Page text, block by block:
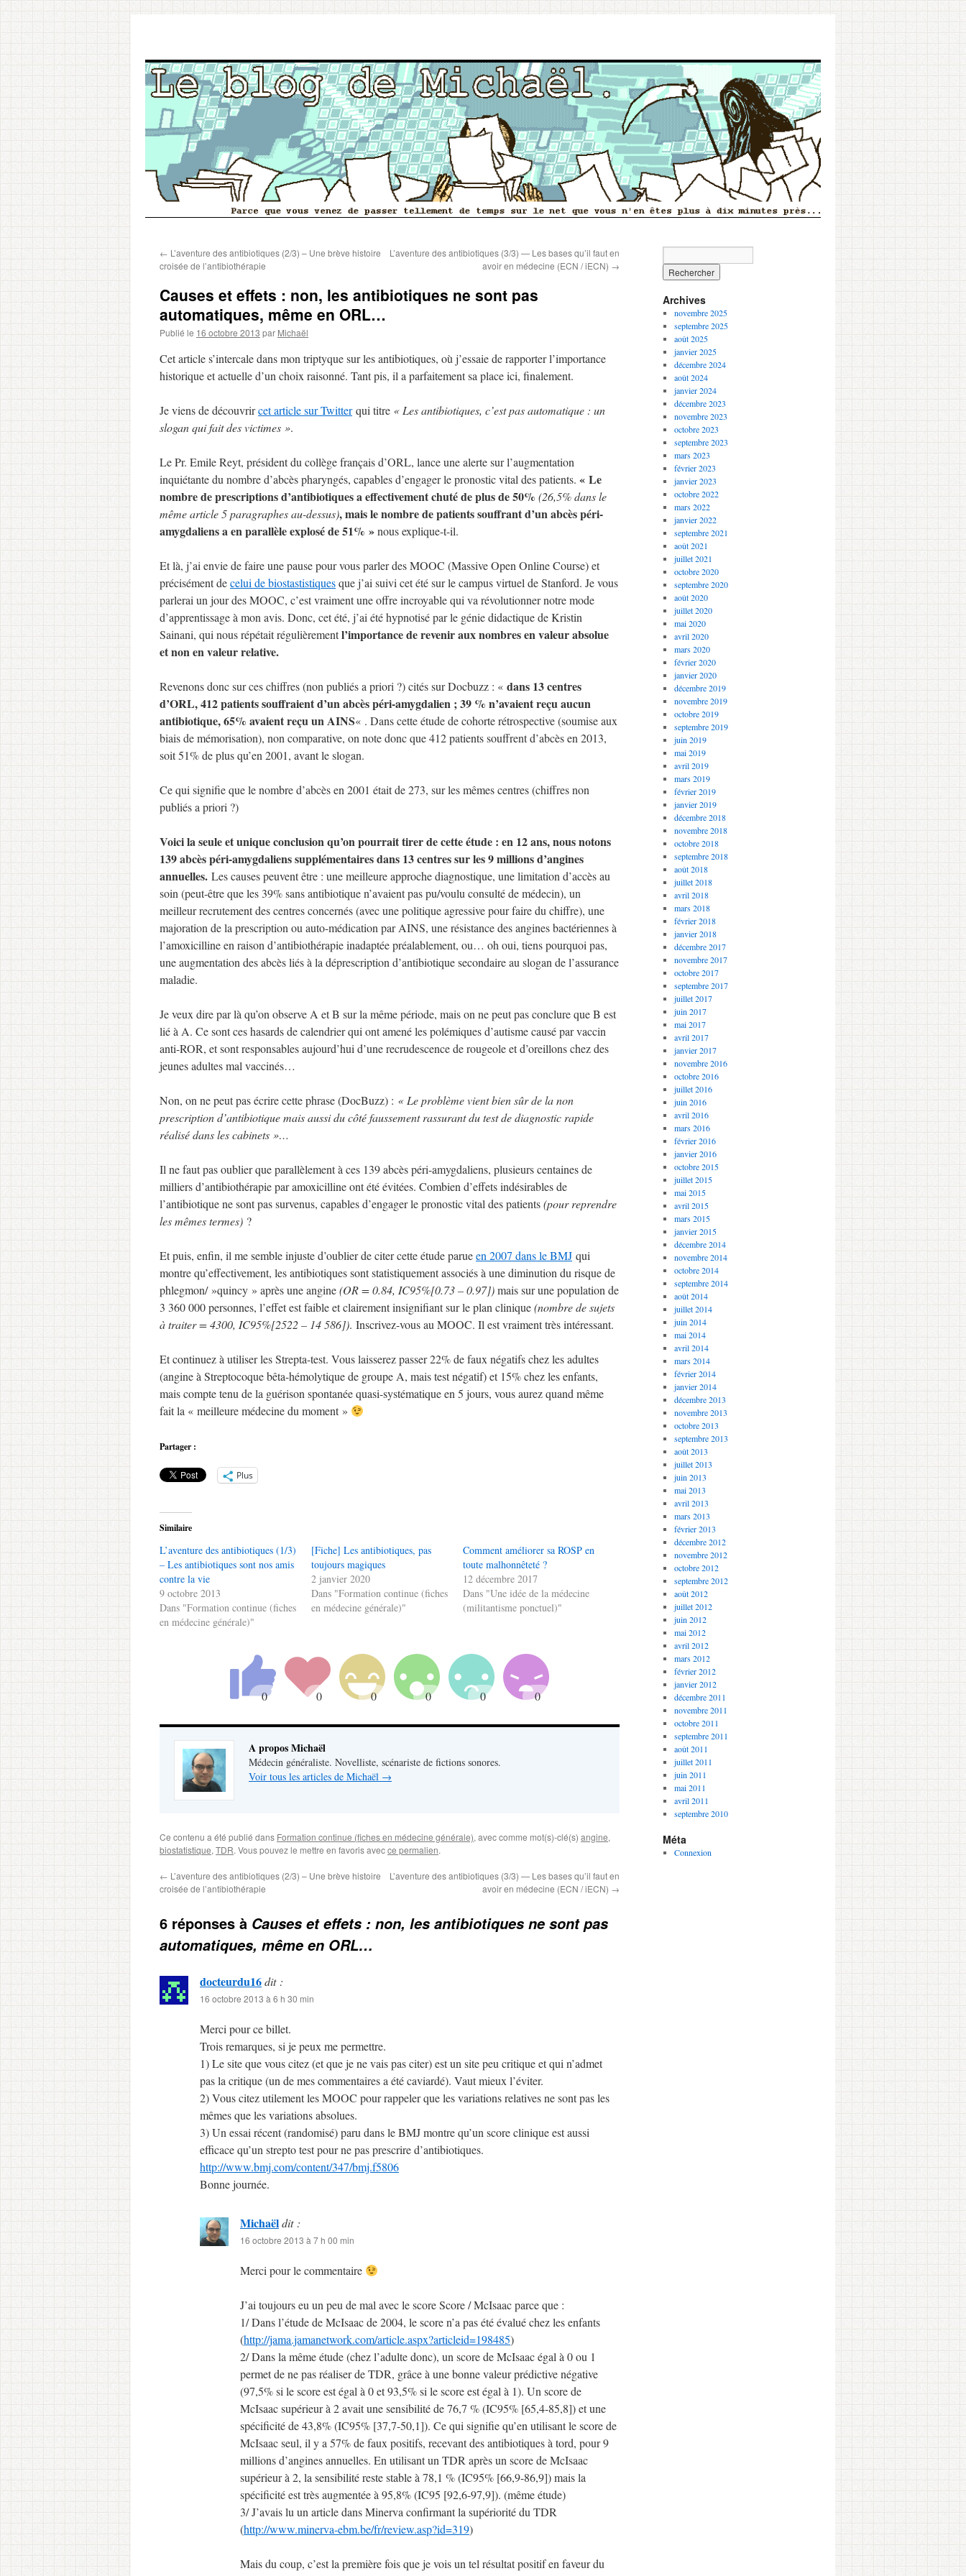
← L’aventure des antibiotiques (2/3) – Une brève histoire
croisée de l’antibiothérapie
L’aventure des antibiotiques (3/3) — Les bases qu’il faut en
avoir en médecine (ECN / iECN) →
Causes et effets : non, les antibiotiques ne sont pas
automatiques, même en ORL…
Publié le 16 octobre 2013 par Michaël
Cet article s’intercale dans mon triptyque sur les antibiotiques, où j’essaie de rapporter l’importance
historique et actuelle d’un choix raisonné. Tant pis, il a parfaitement sa place ici, finalement.
Je viens de découvrircet article sur Twitterqui titre « Les antibiotiques, c’est pas automatique : un
slogan qui fait des victimes ».
Le Pr. Emile Reyt, président du collège français d’ORL, lance une alerte sur l’augmentation
inquiétante du nombre d’abcès pharyngés, capables d’engager le pronostic vital des patients. « Le
nombre de prescriptions d’antibiotiques a effectivement chuté de plus de 50% (26,5% dans le
même article 5 paragraphes au-dessus), mais le nombre de patients souffrant d’un abcès péri-
amygdaliens a en parallèle explosé de 51% »nous explique-t-il.
Et là, j’ai envie de faire une pause pour vous parler des MOOC (Massive Open Online Course) et
précisément decelui de biostastistiquesque j’ai suivi cet été sur le campus virtuel de Stanford. Je vous
parlerai un jour des MOOC, c’est vraiment une offre incroyable qui va révolutionner notre mode
d’apprentissage à mon avis. Donc, cet été, j’ai été hypnotisé par le génie didactique de Kristin
Sainani, qui nous répétait régulièrementl’importance de revenir aux nombres en valeur absolue
et non en valeur relative.
Revenons donc sur ces chiffres (non publiés a priori ?) cités sur Docbuzz : « dans 13 centres
d’ORL,412 patients souffraient d’un abcès péri-amygdalien ; 39 % n’avaient reçu aucun
antibiotique, 65% avaient reçu un AINS« . Dans cette étude de cohorte rétrospective (soumise aux
biais de mémorisation), non comparative, on note donc que 412 patients souffrent d’abcès en 2013,
soit 51% de plus qu’en 2001, avant le slogan.
Ce qui signifie que le nombre d’abcès en 2001 était de 273, sur les mêmes centres (chiffres non
publiés a priori ?)
Voici la seule et unique conclusion qu’on pourrait tirer de cette étude : en 12 ans, nous notons
139 abcès péri-amygdaliens supplémentaires dans 13 centres sur les 9 millions d’angines
annuelles. Les causes peuvent être : une meilleure approche diagnostique, une limitation d’accès au
soin (peut-être que les 39% sans antibiotique n’avaient pas pu/voulu consulté de médecin), un
meilleur recrutement des centres concernés (avec une politique agressive pour faire du chiffre), une
majoration de la prescription ou auto-médication par AINS, une résistance des angines bactériennes à
l’amoxicilline en raison d’antibiothérapie inadaptée préalablement, ou… oh oui, tiens pourquoi pas,
une augmentation des abcès liés à la déprescription d’antibiotique secondaire au slogan de l’assurance
maladie.
Je veux dire par là qu’on observe A et B sur la même période, mais on ne peut pas conclure que B est
lié à A. Ce sont ces hasards de calendrier qui ont amené les polémiques d’autisme causé par vaccin
anti-ROR, et sont responsables aujourd’hui d’une recrudescence de rougeole et d’oreillons chez des
jeunes adultes mal vaccinés…
Non, on ne peut pas écrire cette phrase (DocBuzz) : « Le problème vient bien sûr de la non
prescription d’antibiotique mais aussi du côté faussement rassurant du test de diagnostic rapide
réalisé dans les cabinets »…
Il ne faut pas oublier que parallèlement à ces 139 abcès péri-amygdaliens, plusieurs centaines de
milliers d’antibiothérapie par amoxicilline ont été évitées. Combien d’effets indésirables de
l’antibiotique ne sont pas survenus, capables d’engager le pronostic vital des patients(pour reprendre
les mêmes termes) ?
Et puis, enfin, il me semble injuste d’oublier de citer cette étude parueen 2007 dans le BMJ qui
montre qu’effectivement, les antibiotiques sont statistiquement associés à une diminution du risque de
phlegmon/ »quincy » après une angine(OR = 0.84, IC95%[0.73 – 0.97])mais sur une population de
3 360 000 personnes, l’effet est faible et clairement insignifiant sur le plan clinique(nombre de sujets
à traiter = 4300, IC95%[2522 – 14 586]). Inscrivez-vous au MOOC. Il est vraiment très intéressant.
Et continuez à utiliser les Strepta-test. Vous laisserez passer 22% de faux négatifs chez les adultes
(angine à Streptocoque bêta-hémolytique de groupe A, mais test négatif) et 15% chez les enfants,
mais compte tenu de la guérison spontanée quasi-systématique en 5 jours, vous aurez quand même
fait la « meilleure médecine du moment »
Partager :
Plus
Similaire
L’aventure des antibiotiques (1/3)
– Les antibiotiques sont nos amis
contre la vie
9 octobre 2013
Dans "Formation continue (fiches
en médecine générale)"
[Fiche] Les antibiotiques, pas
toujours magiques
2 janvier 2020
Dans "Formation continue (fiches
en médecine générale)"
Comment améliorer sa ROSP en
toute malhonnêteté ?
12 décembre 2017
Dans "Une idée de la médecine
(militantisme ponctuel)"
A propos Michaël
Médecin généraliste. Novelliste, scénariste de fictions sonores.
Voir tous les articles de Michaël →
Ce contenu a été publié dans Formation continue (fiches en médecine générale), avec comme mot(s)-clé(s) angine,
biostatistique, TDR. Vous pouvez le mettre en favoris avecce permalien.
← L’aventure des antibiotiques (2/3) – Une brève histoire
croisée de l’antibiothérapie
L’aventure des antibiotiques (3/3) — Les bases qu’il faut en
avoir en médecine (ECN / iECN) →
6 réponses à Causes et effets : non, les antibiotiques ne sont pas
automatiques, même en ORL…
docteurdu16dit :
16 octobre 2013 à 6 h 30 min
Merci pour ce billet.
Trois remarques, si je peux me permettre.
1) Le site que vous citez (et que je ne vais pas citer) est un site peu critique et qui n’admet
pas la critique (un de mes commentaires a été caviardé). Vaut mieux l’éviter.
2) Vous citez utilement les MOOC pour rappeler que les variations relatives ne sont pas les
mêmes que les variations absolues.
3) Un essai récent (randomisé) paru dans le BMJ montre qu’un score clinique est aussi
efficace qu’un strepto test pour ne pas prescrire d’antibiotiques.
http://www.bmj.com/content/347/bmj.f5806
Bonne journée.
Michaëldit :
16 octobre 2013 à 7 h 00 min
Merci pour le commentaire
J’ai toujours eu un peu de mal avec le score Score / McIsaac parce que :
1/ Dans l’étude de McIsaac de 2004, le score n’a pas été évalué chez les enfants
(http://jama.jamanetwork.com/article.aspx?articleid=198485)
2/ Dans la même étude (chez l’adulte donc), un score de McIsaac égal à 0 ou 1
permet de ne pas réaliser de TDR, grâce à une bonne valeur prédictive négative
(97,5% si le score est égal à 0 et 93,5% si le score est égal à 1). Un score de
McIsaac supérieur à 2 avait une sensibilité de 76,7 % (IC95% [65,4-85,8]) et une
spécificité de 43,8% (IC95% [37,7-50,1]). Ce qui signifie qu’en utilisant le score de
McIsaac seul, il y a 57% de faux positifs, recevant des antibiotiques à tord, pour 9
millions d’angines annuelles. En utilisant un TDR après un score de McIsaac
supérieur à 2, la sensibilité reste stable à 78,1 % (IC95% [66,9-86,9]) mais la
spécificité est très augmentée à 95,8% (IC95 [92,6-97,9]). (même étude)
3/ J’avais lu un article dans Minerva confirmant la supériorité du TDR
(http://www.minerva-ebm.be/fr/review.asp?id=319)
Mais du coup, c’est la première fois que je vois un tel résultat positif en faveur du
Archives
novembre 2025
septembre 2025
août 2025
janvier 2025
décembre 2024
août 2024
janvier 2024
décembre 2023
novembre 2023
octobre 2023
septembre 2023
mars 2023
février 2023
janvier 2023
octobre 2022
mars 2022
janvier 2022
septembre 2021
août 2021
juillet 2021
octobre 2020
septembre 2020
août 2020
juillet 2020
mai 2020
avril 2020
mars 2020
février 2020
janvier 2020
décembre 2019
novembre 2019
octobre 2019
septembre 2019
juin 2019
mai 2019
avril 2019
mars 2019
février 2019
janvier 2019
décembre 2018
novembre 2018
octobre 2018
septembre 2018
août 2018
juillet 2018
avril 2018
mars 2018
février 2018
janvier 2018
décembre 2017
novembre 2017
octobre 2017
septembre 2017
juillet 2017
juin 2017
mai 2017
avril 2017
janvier 2017
novembre 2016
octobre 2016
juillet 2016
juin 2016
avril 2016
mars 2016
février 2016
janvier 2016
octobre 2015
juillet 2015
mai 2015
avril 2015
mars 2015
janvier 2015
décembre 2014
novembre 2014
octobre 2014
septembre 2014
août 2014
juillet 2014
juin 2014
mai 2014
avril 2014
mars 2014
février 2014
janvier 2014
décembre 2013
novembre 2013
octobre 2013
septembre 2013
août 2013
juillet 2013
juin 2013
mai 2013
avril 2013
mars 2013
février 2013
décembre 2012
novembre 2012
octobre 2012
septembre 2012
août 2012
juillet 2012
juin 2012
mai 2012
avril 2012
mars 2012
février 2012
janvier 2012
décembre 2011
novembre 2011
octobre 2011
septembre 2011
août 2011
juillet 2011
juin 2011
mai 2011
avril 2011
septembre 2010
Méta
Connexion